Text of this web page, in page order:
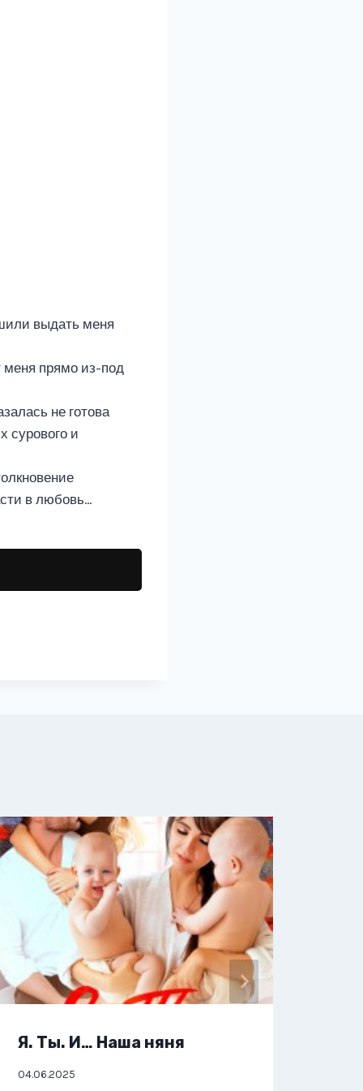
выдать меня
меня прямо из-под
не готова
сурового и
в любовь…
Я. Ты. И… Наша няня
04.06.2025